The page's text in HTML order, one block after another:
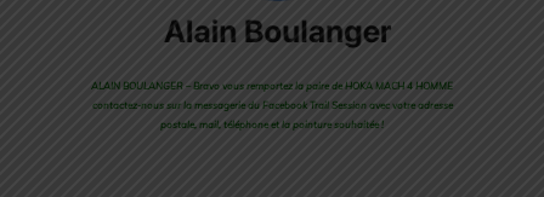
ALAIN BOULANGER – Bravo vous remportez la paire de HOKA MACH 4 HOMME
contactez-nous sur la messagerie du Facebook Trail Session avec votre adresse
postale, mail, téléphone et la pointure souhaitée !